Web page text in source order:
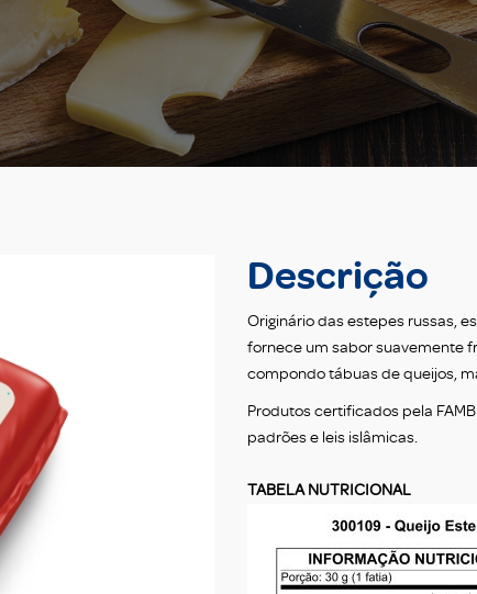
Descrição
Originário das estepes russas,
fornece um sabor suavemente
compondo tábuas de queijos,
Produtos certificados pela
padrões e leis islâmicas.
TABELA NUTRICIONAL